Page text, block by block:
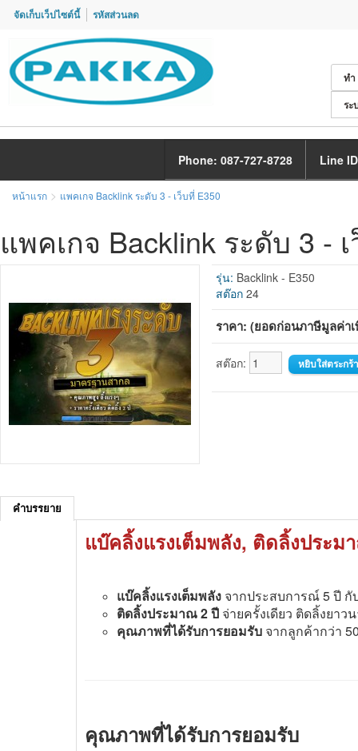
จัดเก็บเว็ปไซต์นี้ รหัสส่วนลด
ทำ
ระ
Phone: 087-727-8728 Line
หน้าแรก > แพคเกจ Backlink ระดับ 3 - เว็บที่ E350
แพคเกจ Backlink ระดับ 3 -
รุ่น: Backlink - E350
สต๊อก 24
ราคา: (ยอดก่อนภาษีมูลค่า
สต๊อก:
คำบรรยาย
แบ๊คลิ้งแรงเต็มพลัง, ติดลิ้งประ
แบ๊คลิ้งแรงเต็มพลัง จากประสบการณ์ 5 ปี กั
ติดลิ้งประมาณ 2 ปี จ่ายครั้งเดียว ติดลิ้งยาว
คุณภาพที่ได้รับการยอมรับ จากลูกค้ากว่า
คุณภาพที่ได้รับการยอมรับ